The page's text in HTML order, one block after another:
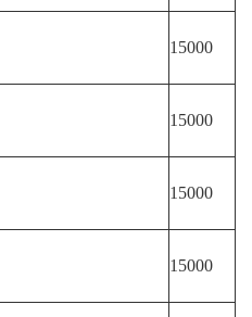
15000
15000
15000
15000